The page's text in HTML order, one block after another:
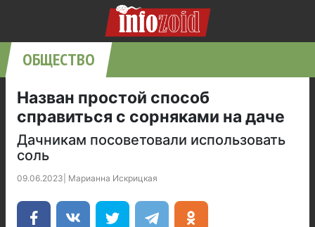
ОБЩЕСТВО
Назван простой способ
справиться с сорняками на даче
Дачникам посоветовали использовать
соль
09.06.2023 Марианна Искрицкая